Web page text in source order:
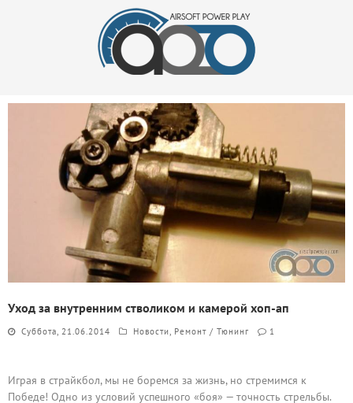
Уход за внутренним стволиком и камерой хоп-ап
Суббота, 21.06.2014 Новости, Ремонт / Тюнинг 1
Играя в страйкбол, мы не боремся за жизнь, но стремимся к
Победе! Одно из условий успешного «боя» — точность стрельбы.